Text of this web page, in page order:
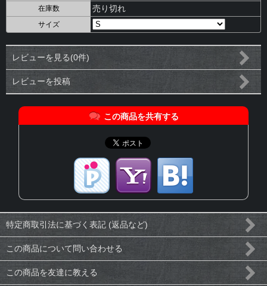
在庫数 売り切れ
サイズ
レビューを見る(0件)
レビューを投稿
この商品を共有する
特定商取引法に基づく表記 (返品など)
この商品について問い合わせる
この商品を友達に教える